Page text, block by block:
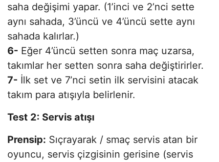
saha değişimi yapar. (1’inci ve 2’nci sette
aynı sahada, 3’üncü ve 4’üncü sette aynı
sahada kalırlar.)
6- Eğer 4’üncü setten sonra maç uzarsa,
takımlar her setten sonra saha değiştirirler.
7- İlk set ve 7’nci setin ilk servisini atacak
takım para atışıyla belirlenir.
Test 2: Servis atışı
Prensip: Sıçrayarak / smaç servis atan bir
oyuncu, servis çizgisinin gerisine (servis